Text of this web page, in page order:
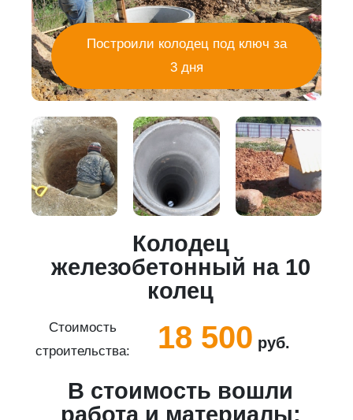
Построили колодец под ключ за
3 дня
Колодец
железобетонный на 10
колец
Стоимость
строительства:
18 500 руб.
В стоимость вошли
работа и материалы: